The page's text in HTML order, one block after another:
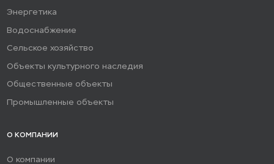
Энергетика
Водоснабжение
Сельское хозяйство
Объекты культурного наследия
Общественные объекты
Промышленные объекты
О КОМПАНИИ
О компании